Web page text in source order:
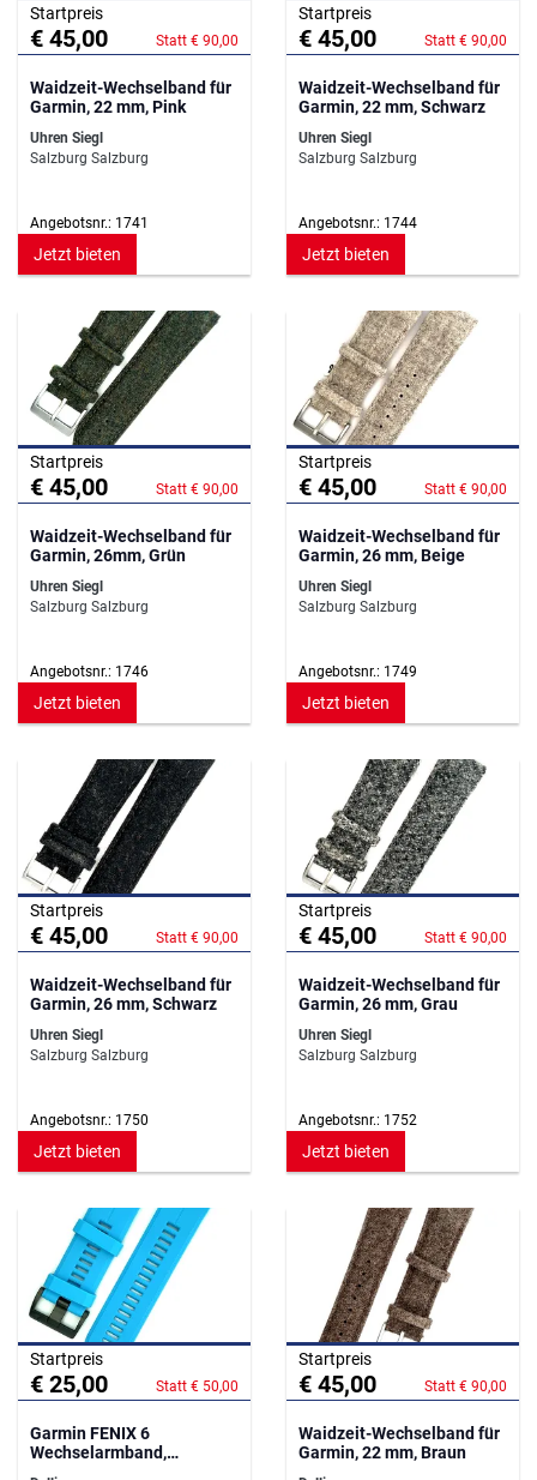
Startpreis
€ 45,00 Statt € 90,00
Waidzeit-Wechselband für
Garmin, 22 mm, Pink
Uhren Siegl
Salzburg Salzburg
Angebotsnr.: 1741
Jetzt bieten
Startpreis
€ 45,00 Statt € 90,00
Waidzeit-Wechselband für
Garmin, 22 mm, Schwarz
Uhren Siegl
Salzburg Salzburg
Angebotsnr.: 1744
Jetzt bieten
Startpreis
€ 45,00 Statt € 90,00
Waidzeit-Wechselband für
Garmin, 26mm, Grün
Uhren Siegl
Salzburg Salzburg
Angebotsnr.: 1746
Jetzt bieten
Startpreis
€ 45,00 Statt € 90,00
Waidzeit-Wechselband für
Garmin, 26 mm, Beige
Uhren Siegl
Salzburg Salzburg
Angebotsnr.: 1749
Jetzt bieten
Startpreis
€ 45,00 Statt € 90,00
Waidzeit-Wechselband für
Garmin, 26 mm, Schwarz
Uhren Siegl
Salzburg Salzburg
Angebotsnr.: 1750
Jetzt bieten
Startpreis
€ 45,00 Statt € 90,00
Waidzeit-Wechselband für
Garmin, 26 mm, Grau
Uhren Siegl
Salzburg Salzburg
Angebotsnr.: 1752
Jetzt bieten
Startpreis
€ 25,00 Statt € 50,00
Garmin FENIX 6
Wechselarmband,
Cyanblau
Startpreis
€ 45,00 Statt € 90,00
Waidzeit-Wechselband für
Garmin, 22 mm, Braun